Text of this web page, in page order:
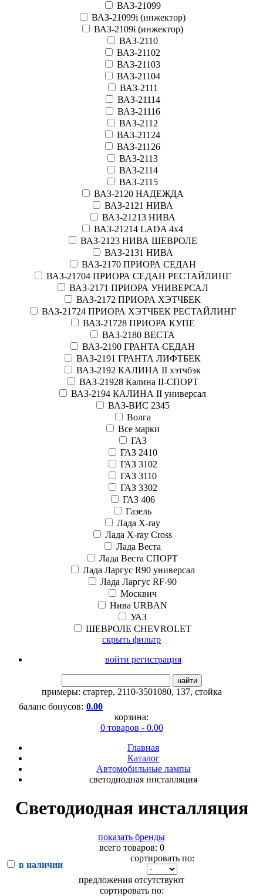
ВАЗ-21099
ВАЗ-21099i (инжектор)
ВАЗ-2109i (инжектор)
ВАЗ-2110
ВАЗ-21102
ВАЗ-21103
ВАЗ-21104
ВАЗ-2111
ВАЗ-21114
ВАЗ-21116
ВАЗ-2112
ВАЗ-21124
ВАЗ-21126
ВАЗ-2113
ВАЗ-2114
ВАЗ-2115
ВАЗ-2120 НАДЕЖДА
ВАЗ-2121 НИВА
ВАЗ-21213 НИВА
ВАЗ-21214 LADA 4х4
ВАЗ-2123 НИВА ШЕВРОЛЕ
ВАЗ-2131 НИВА
ВАЗ-2170 ПРИОРА СЕДАН
ВАЗ-21704 ПРИОРА СЕДАН РЕСТАЙЛИНГ
ВАЗ-2171 ПРИОРА УНИВЕРСАЛ
ВАЗ-2172 ПРИОРА ХЭТЧБЕК
ВАЗ-21724 ПРИОРА ХЭТЧБЕК РЕСТАЙЛИНГ
ВАЗ-21728 ПРИОРА КУПЕ
ВАЗ-2180 ВЕСТА
ВАЗ-2190 ГРАНТА СЕДАН
ВАЗ-2191 ГРАНТА ЛИФТБЕК
ВАЗ-2192 КАЛИНА II хэтчбэк
ВАЗ-21928 Калина II-СПОРТ
ВАЗ-2194 КАЛИНА II универсал
ВАЗ-ВИС 2345
Волга
Все марки
ГАЗ
ГАЗ 2410
ГАЗ 3102
ГАЗ 3110
ГАЗ 3302
ГАЗ 406
Газель
Лада X-ray
Лада X-ray Cross
Лада Веста
Лада Веста СПОРТ
Лада Ларгус R90 универсал
Лада Ларгус RF-90
Москвич
Нива URBAN
УАЗ
ШЕВРОЛЕ CHEVROLET
скрыть фильтр
войти регистрация
найти
примеры: стартер, 2110-3501080, 137, стойка
баланс бонусов: 0.00
корзина:
0 товаров - 0.00
Главная
Каталог
Автомобильные лампы
светодиодная инсталляция
Светодиодная инсталляция
показать бренды
всего товаров: 0
в наличии
сортировать по:
предложения отсутствуют
сортировать по: